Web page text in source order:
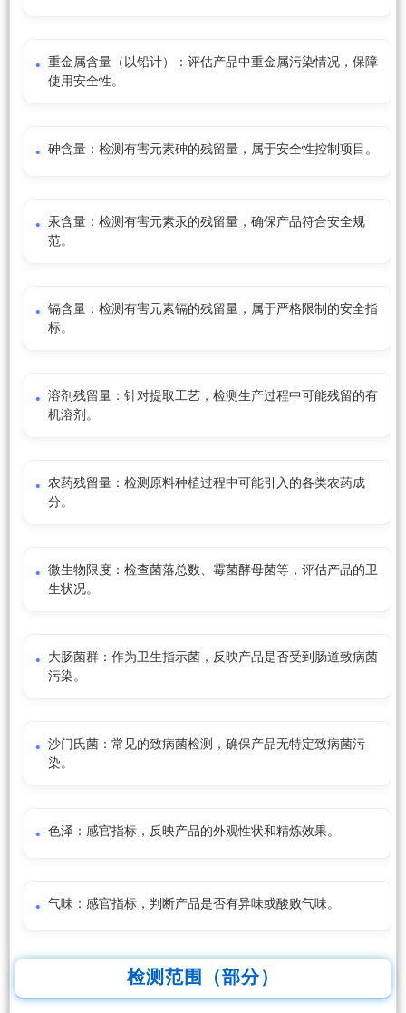
重金属含量（以铅计）：评估产品中重金属污染情况，保障
使用安全性。
砷含量：检测有害元素砷的残留量，属于安全性控制项目。
汞含量：检测有害元素汞的残留量，确保产品符合安全规
范。
镉含量：检测有害元素镉的残留量，属于严格限制的安全指
标。
溶剂残留量：针对提取工艺，检测生产过程中可能残留的有
机溶剂。
农药残留量：检测原料种植过程中可能引入的各类农药成
分。
微生物限度：检查菌落总数、霉菌酵母菌等，评估产品的卫
生状况。
大肠菌群：作为卫生指示菌，反映产品是否受到肠道致病菌
污染。
沙门氏菌：常见的致病菌检测，确保产品无特定致病菌污
染。
色泽：感官指标，反映产品的外观性状和精炼效果。
气味：感官指标，判断产品是否有异味或酸败气味。
检测范围（部分）